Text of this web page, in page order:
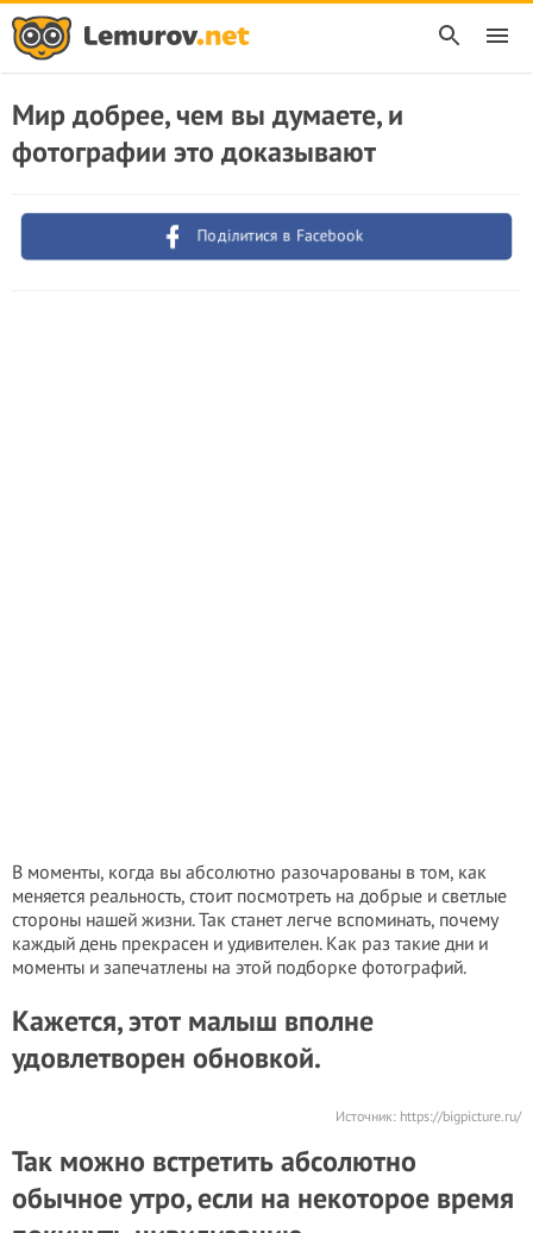
Мир добрее, чем вы думаете, и
фотографии это доказывают
Поділитися в Facebook
В моменты, когда вы абсолютно разочарованы в том, как
меняется реальность, стоит посмотреть на добрые и светлые
стороны нашей жизни. Так станет легче вспоминать, почему
каждый день прекрасен и удивителен. Как раз такие дни и
моменты и запечатлены на этой подборке фотографий.
Кажется, этот малыш вполне
удовлетворен обновкой.
Источник: https://bigpicture.ru/
Так можно встретить абсолютно
обычное утро, если на некоторое время